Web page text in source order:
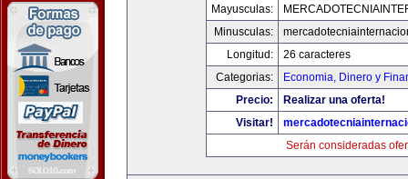
Mayusculas:
Minusculas:
Longitud:
26 caracteres
Categorias:
Economia, Dinero y
Precio:
Realizar una oferta!
Visitar!
Serán consideradas